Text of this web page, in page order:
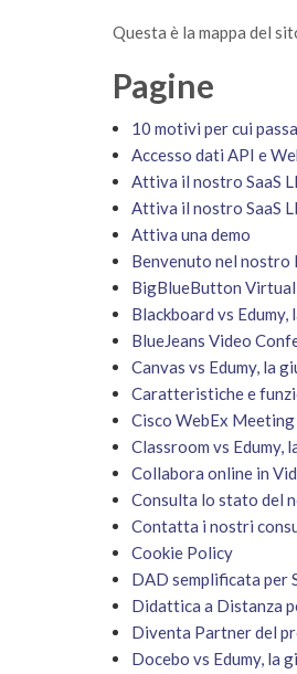
Questa è la mappa del
Pagine
10 motivi per cui
Accesso dati API e
Attiva il nostro SaaS
Attiva il nostro SaaS
Attiva una demo
Benvenuto nel nostro
BigBlueButton Virtual
Blackboard vs
BlueJeans Video
Canvas vs Edumy, la
Caratteristiche e
Cisco WebEx
Classroom vs Edumy,
Collabora online in
Consulta lo stato del
Contatta i nostri
Cookie Policy
DAD semplificata per
Didattica a Distanza
Diventa Partner del
Docebo vs Edumy, la